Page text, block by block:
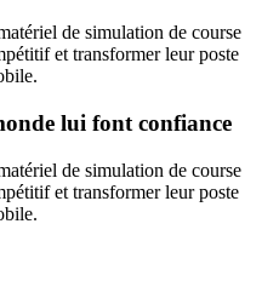
de simulation de course
et transformer leur poste
lui font confiance
de simulation de course
et transformer leur poste